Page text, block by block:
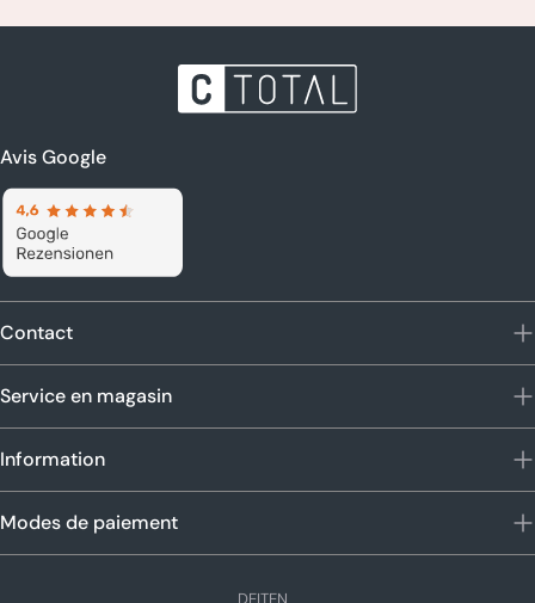
Avis Google
Contact
Service en magasin
Information
Modes de paiement
DE EN
IT